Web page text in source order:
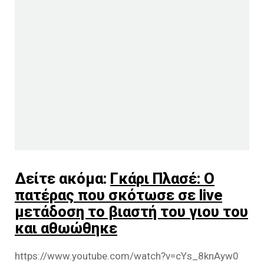
Δείτε ακόμα: Γκάρι Πλασέ: Ο
πατέρας που σκότωσε σε live
μετάδοση το βιαστή του γιου του
και αθωώθηκε
https://www.youtube.com/watch?v=cYs_8knAyw0